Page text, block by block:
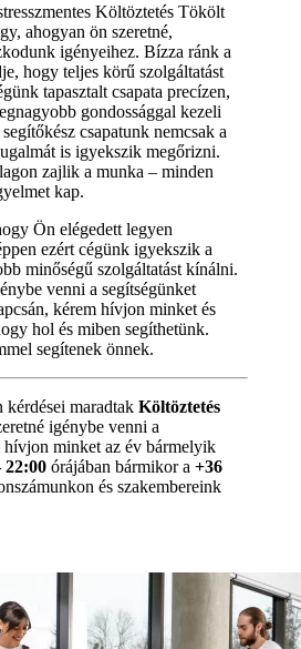
Költöztetés Tökölt
ahogyan ön szeretné,
igényeihez. Bízza ránk a
hogy teljes körű szolgáltatást
tapasztalt csapata precízen,
gondossággal kezeli
csapatunk nemcsak a
is igyekszik megőrizni.
zajlik a munka – minden
kap.
Ön elégedett legyen
ezért cégünk igyekszik a
minőségű szolgáltatást kínálni.
venni a segítségünket
kérem hívjon minket és
hol és miben segíthetünk.
segítenek önnek.
kérdései maradtak Költöztetés
igénybe venni a
hívjon minket az év bármelyik
22:00 órájában bármikor a +36
és szakembereink